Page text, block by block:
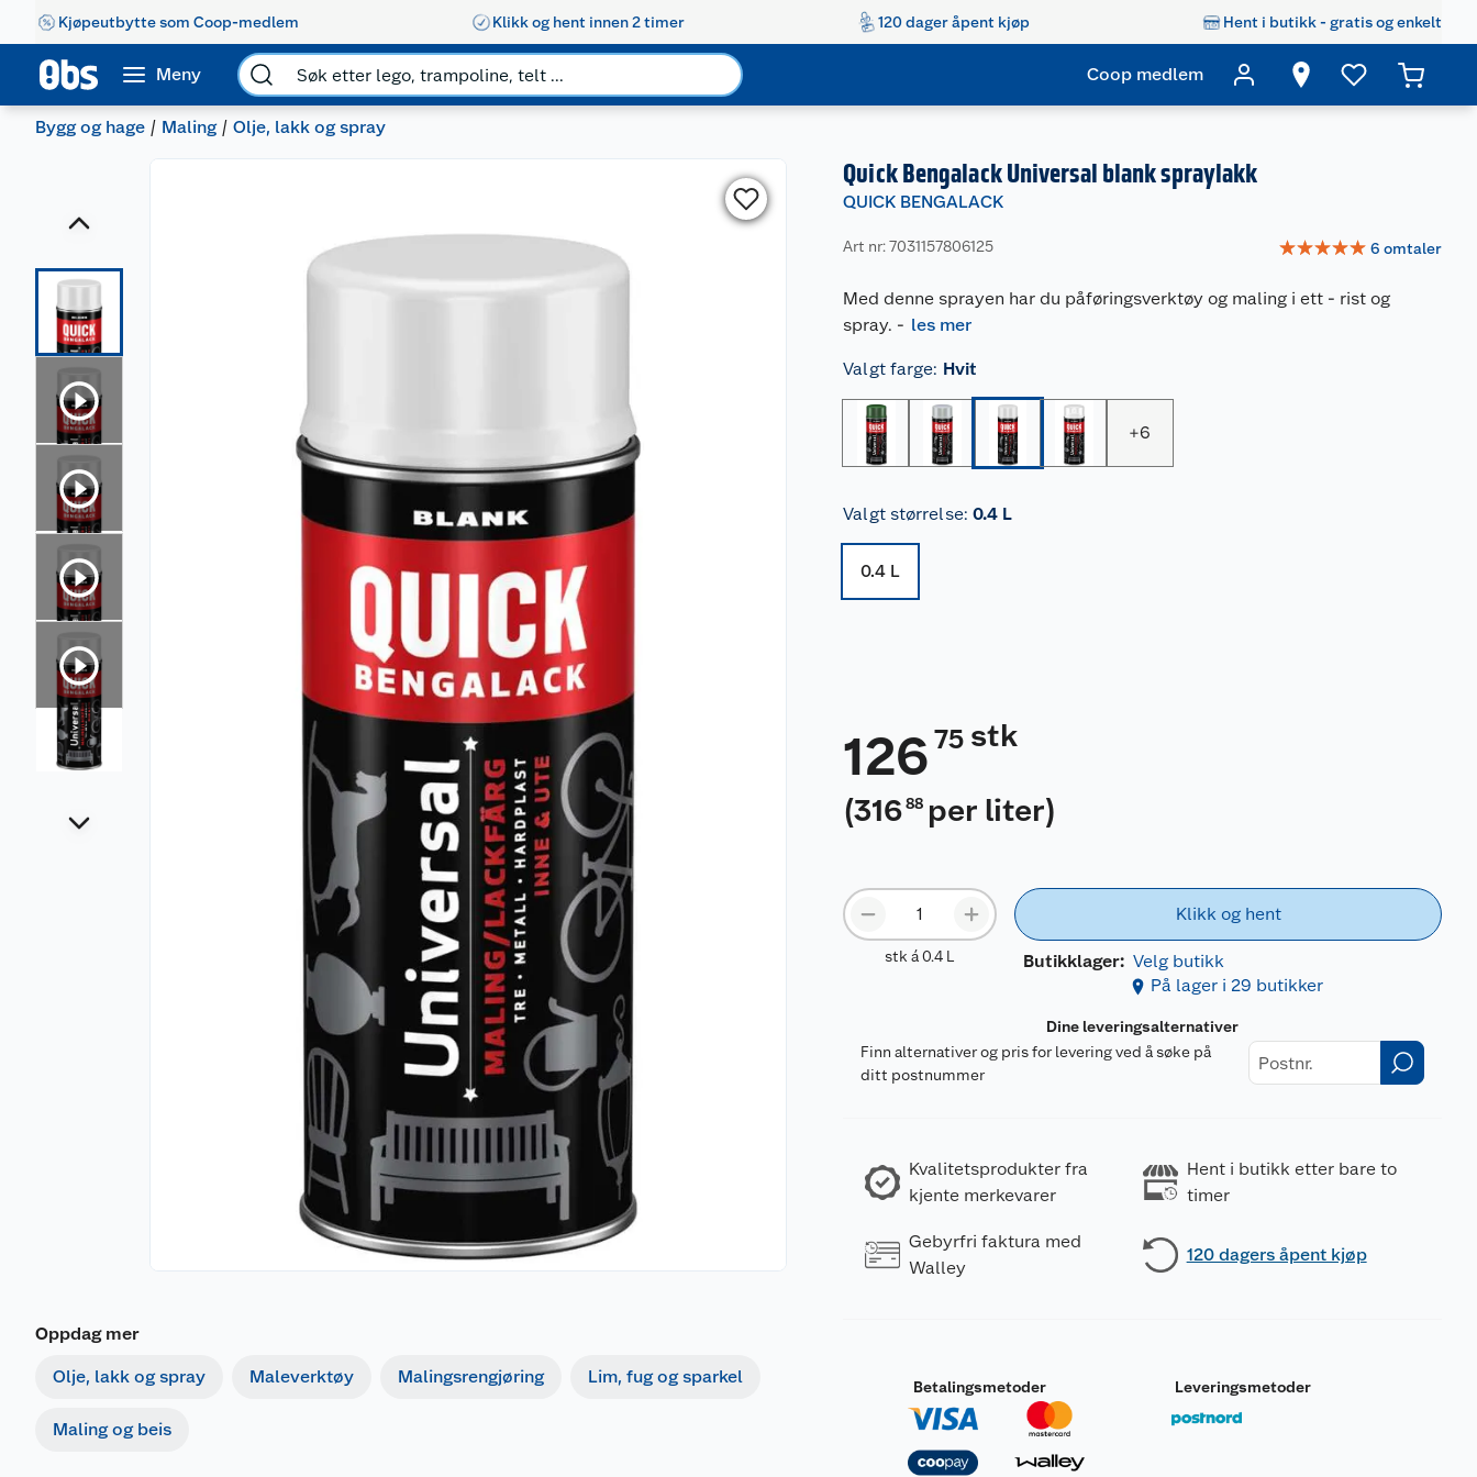
Kjøpeutbytte som Coop-medlem Klikk og hent innen 2 timer 120 dager åpent kjøp Hent i butikk - gratis og enkelt
Meny Coop medlem
Bygg og hage Maling Olje, lakk og spray
Oppdag mer
Olje, lakk og spray Maleverktøy Malingsrengjøring Lim, fug og sparkel
Maling og beis
Quick Bengalack Universal blank spraylakk
QUICK BENGALACK
Art nr: 7031157806125 ☆☆☆☆☆ 6 omtaler
Med denne sprayen har du påføringsverktøy og maling i ett - rist og
spray. - les mer
Valgt farge: Hvit
+6
Valgt størrelse: 0.4 L
0.4 L
126 75 stk
(31688 per liter)
stk á 0.4 L
Klikk og hent
Butikklager: Velg butikk
På lager i 29 butikker
Dine leveringsalternativer
Finn alternativer og pris for levering ved å søke på
ditt postnummer
Kvalitetsprodukter fra
kjente merkevarer
Hent i butikk etter bare to
timer
Gebyrfri faktura med
Walley
120 dagers åpent kjøp
Betalingsmetoder Leveringsmetoder
Merking